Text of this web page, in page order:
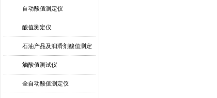
自动酸值测定仪
酸值测定仪
石油产品及润滑剂酸值测定
法
油酸值测试仪
全自动酸值测定仪